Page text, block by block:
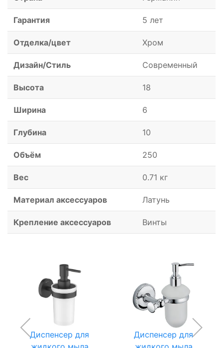
Гарантия 5 лет
Отделка/цвет Хром
Дизайн/Стиль Современный
Высота 18
Ширина 6
Глубина 10
Объём 250
Вес 0.71 кг
Материал аксессуаров Латунь
Крепление аксессуаров Винты
Диспенсер для
Диспенсер для